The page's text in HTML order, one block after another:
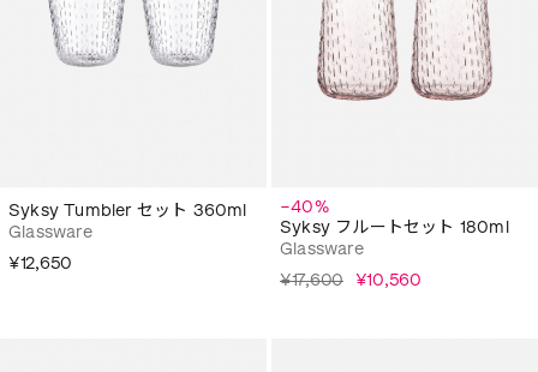
Syksy Tumbler セット 360ml
Glassware
¥12,650
−40%
Syksy フルートセット 180ml
Glassware
¥17,600 ¥10,560